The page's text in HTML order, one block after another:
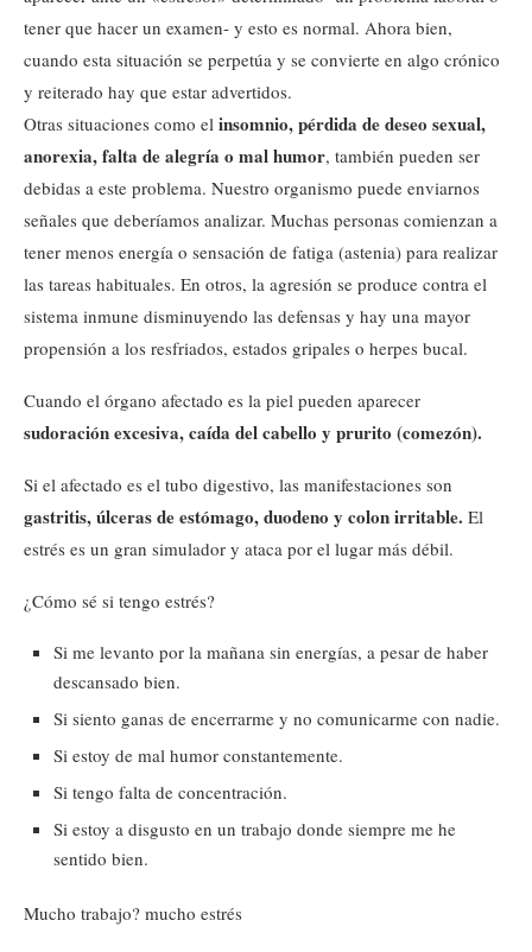
tener que hacer un examen- y esto es normal. Ahora bien,
cuando esta situación se perpetúa y se convierte en algo crónico
y reiterado hay que estar advertidos.
Otras situaciones como el insomnio, pérdida de deseo sexual,
anorexia, falta de alegría o mal humor, también pueden ser
debidas a este problema. Nuestro organismo puede enviarnos
señales que deberíamos analizar. Muchas personas comienzan a
tener menos energía o sensación de fatiga (astenia) para realizar
las tareas habituales. En otros, la agresión se produce contra el
sistema inmune disminuyendo las defensas y hay una mayor
propensión a los resfriados, estados gripales o herpes bucal.
Cuando el órgano afectado es la piel pueden aparecer
sudoración excesiva, caída del cabello y prurito (comezón).
Si el afectado es el tubo digestivo, las manifestaciones son
gastritis, úlceras de estómago, duodeno y colon irritable. El
estrés es un gran simulador y ataca por el lugar más débil.
¿Cómo sé si tengo estrés?
Si me levanto por la mañana sin energías, a pesar de haber
descansado bien.
Si siento ganas de encerrarme y no comunicarme con nadie.
Si estoy de mal humor constantemente.
Si tengo falta de concentración.
Si estoy a disgusto en un trabajo donde siempre me he
sentido bien.
Mucho trabajo? mucho estrés